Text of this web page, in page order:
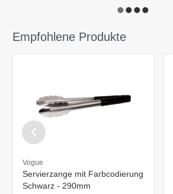
Empfohlene Produkte
Vogue
Servierzange mit Farbcodierung
Schwarz - 290mm